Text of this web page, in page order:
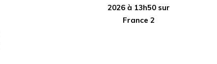
2026 à 13h50 sur
France 2